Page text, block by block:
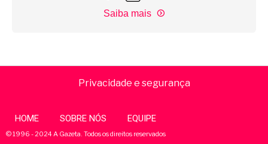
Saiba mais
Privacidade e segurança
HOME SOBRE NÓS EQUIPE
© 1996 - 2024 A Gazeta. Todos os direitos reservados